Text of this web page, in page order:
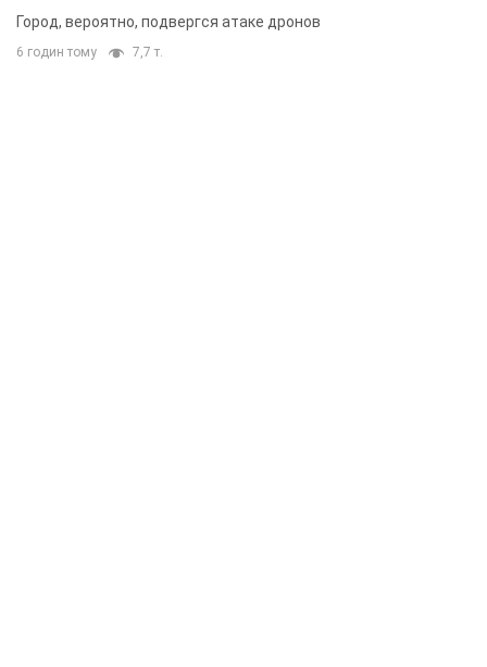
Город, вероятно, подвергся атаке дронов
6 годин тому 7,7 т.